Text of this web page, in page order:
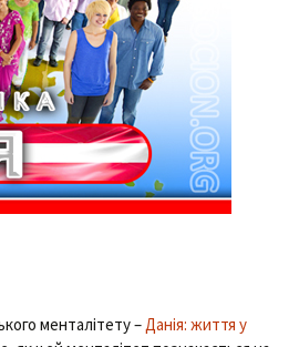
менталітету –Данія: життя у